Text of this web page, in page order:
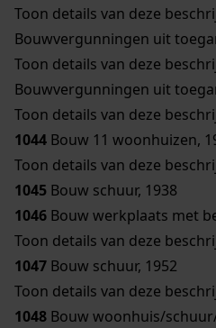
Toon details van deze
Bouwvergunningen uit
Toon details van deze
Bouwvergunningen uit
Toon details van deze
1044 Bouw 11 woonhuizen,
Toon details van deze
1045 Bouw schuur, 1938
1046 Bouw werkplaats met
Toon details van deze
1047 Bouw schuur, 1952
Toon details van deze
1048 Bouw woonhuis/